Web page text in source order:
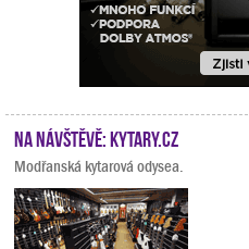
Na návštěvě: Kytary.cz
Modřanská kytarová odysea.